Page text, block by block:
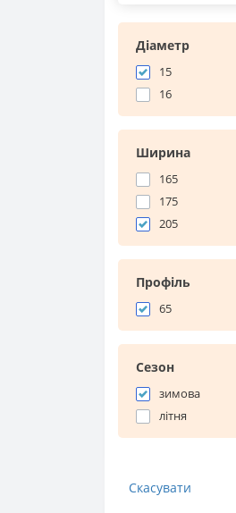
Діаметр
15
16
Ширина
165
175
205
Профіль
65
Сезон
зимова
літня
Скасувати